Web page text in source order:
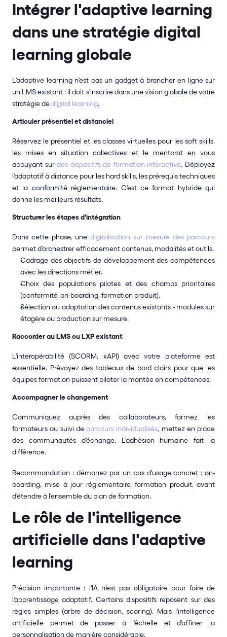
Intégrer l'adaptive learning
dans une stratégie digital
learning globale
L'adaptive learning n'est pas un gadget à brancher en ligne sur
un LMS existant : il doit s'inscrire dans une vision globale de votre
stratégie de digital learning.
Articuler présentiel et distanciel
Réservez le présentiel et les classes virtuelles pour les soft skills,
les mises en situation collectives et le mentorat en vous
appuyant sur des dispositifs de formation interactive. Déployez
l'adaptatif à distance pour les hard skills, les prérequis techniques
et la conformité réglementaire. C'est ce format hybride qui
donne les meilleurs résultats.
Structurer les étapes d'intégration
Dans cette phase, une digitalisation sur mesure des parcours
permet d'orchestrer efficacement contenus, modalités et outils.
Cadrage des objectifs de développement des compétences
avec les directions métier.
Choix des populations pilotes et des champs prioritaires
(conformité, on-boarding, formation produit).
Sélection ou adaptation des contenus existants - modules sur
étagère ou production sur mesure.
Raccorder au LMS ou LXP existant
L'interopérabilité (SCORM, xAPI) avec votre plateforme est
essentielle. Prévoyez des tableaux de bord clairs pour que les
équipes formation puissent piloter la montée en compétences.
Accompagner le changement
Communiquez auprès des collaborateurs, formez les
formateurs au suivi de parcours individualisés, mettez en place
des communautés d'échange. L'adhésion humaine fait la
différence.
Recommandation : démarrez par un cas d'usage concret : on-
boarding, mise à jour réglementaire, formation produit, avant
d'étendre à l'ensemble du plan de formation.
Le rôle de l'intelligence
artificielle dans l'adaptive
learning
Précision importante : l'IA n'est pas obligatoire pour faire de
l'apprentissage adaptatif. Certains dispositifs reposent sur des
règles simples (arbre de décision, scoring). Mais l'intelligence
artificielle permet de passer à l'échelle et d'affiner la
personnalisation de manière considérable.